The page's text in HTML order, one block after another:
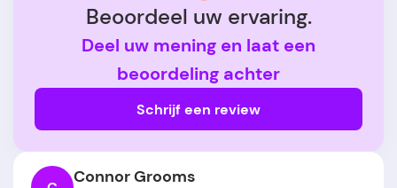
Beoordeel uw ervaring.
Deel uw mening en laat een
beoordeling achter
Schrijf een review
Connor Grooms